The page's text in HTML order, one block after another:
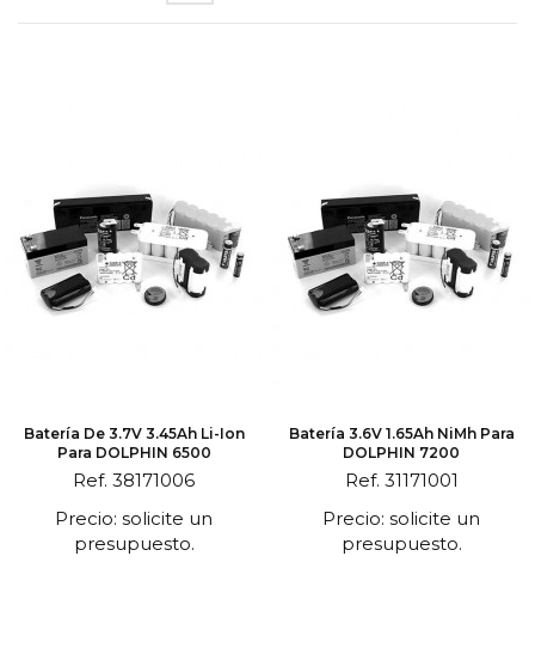
Batería De 3.7V 3.45Ah Li-Ion
Para DOLPHIN 6500
Ref. 38171006
Precio: solicite un
presupuesto.
Batería 3.6V 1.65Ah NiMh Para
DOLPHIN 7200
Ref. 31171001
Precio: solicite un
presupuesto.